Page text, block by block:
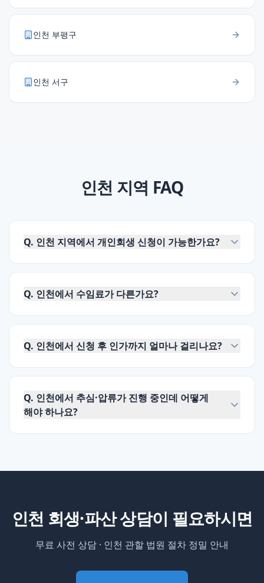
인천 부평구
인천 서구
인천 지역 FAQ
Q. 인천 지역에서 개인회생 신청이 가능한가요?
Q. 인천에서 수임료가 다른가요?
Q. 인천에서 신청 후 인가까지 얼마나 걸리나요?
Q. 인천에서 추심·압류가 진행 중인데 어떻게
해야 하나요?
인천 회생·파산 상담이 필요하시면
무료 사전 상담 · 인천 관할 법원 절차 정밀 안내